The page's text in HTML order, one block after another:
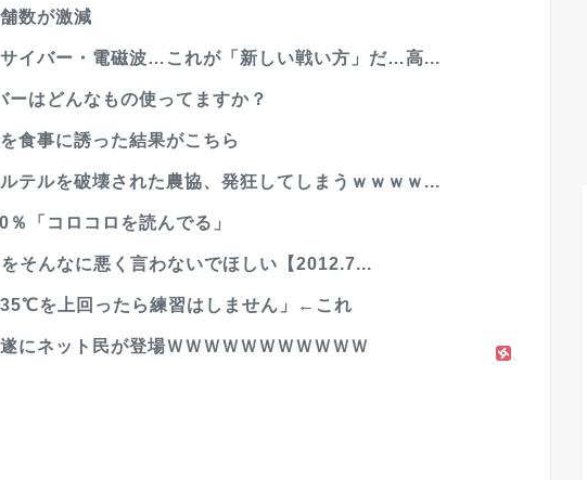
数が激減
イバー・電磁波…これが「新しい戦い方」だ…高...
ーはどんなもの使ってますか？
食事に誘った結果がこちら
テルを破壊された農協、発狂してしまうｗｗｗｗ...
「コロコロを読んでる」
そんなに悪く言わないでほしい【2012.7...
35℃を上回ったら練習はしません」←これ
にネット民が登場ＷＷＷＷＷＷＷＷＷＷＷ